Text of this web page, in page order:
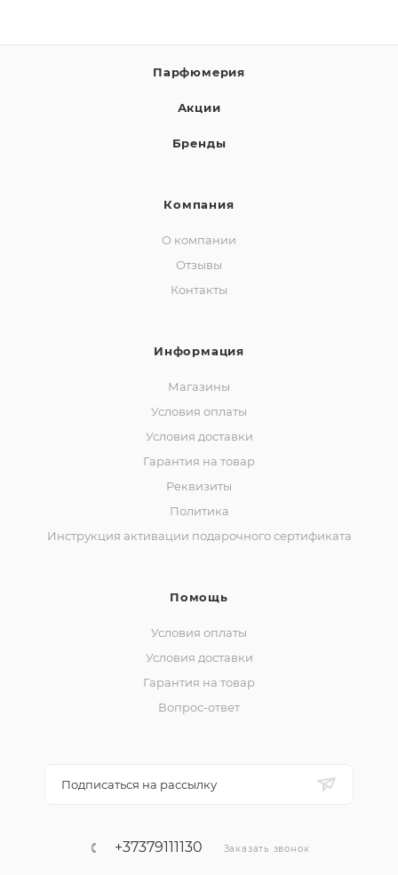
Парфюмерия
Акции
Бренды
Компания
О компании
Отзывы
Контакты
Информация
Магазины
Условия оплаты
Условия доставки
Гарантия на товар
Реквизиты
Политика
Инструкция активации подарочного сертификата
Помощь
Условия оплаты
Условия доставки
Гарантия на товар
Вопрос-ответ
Подписаться на рассылку
+37379111130 Заказать звонок